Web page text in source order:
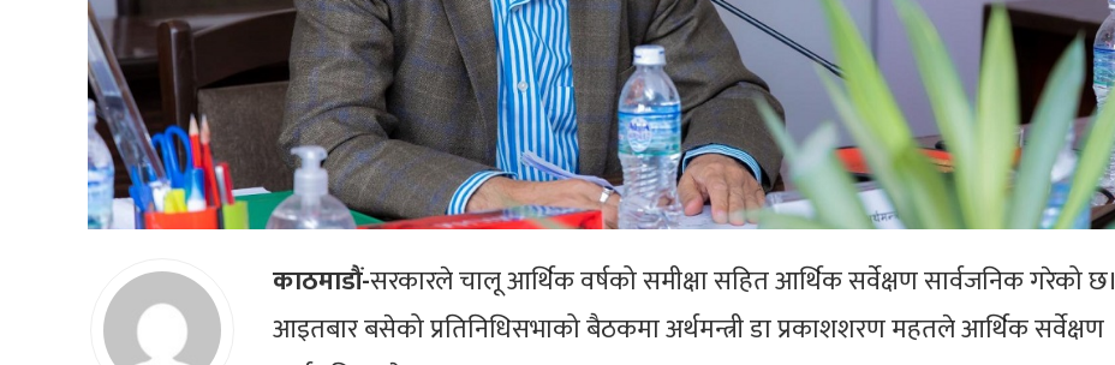
काठमाडौं-सरकारले चालू आर्थिक वर्षको समीक्षा सहित आर्थिक सर्वेक्षण सार्वजनिक गरेको छ।
आइतबार बसेको प्रतिनिधिसभाको बैठकमा अर्थमन्त्री डा प्रकाशशरण महतले आर्थिक सर्वेक्षण